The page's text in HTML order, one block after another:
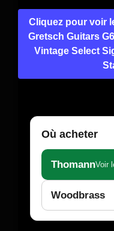
Cliquez pour voir
Gretsch Guitars
Vintage Select
Où acheter
ThomannVoir
Woodbrass